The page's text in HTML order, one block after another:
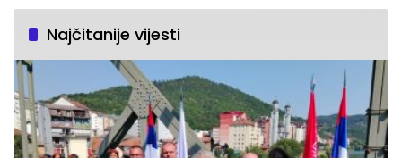
Najčitanije vijesti